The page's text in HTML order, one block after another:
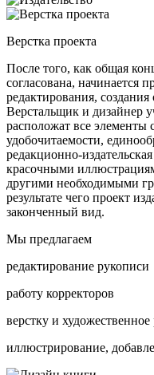
Верстка проекта
После того, как общая
согласована, начинается
редактирования,
Верстальщик и дизайнер
расположат все элементы
удобочитаемости,
редакционно-
красочными
другими необходимыми
результате чего проект
законченный вид.
Мы предлагаем
редактирование рукописи
работу корректоров
верстку и
иллюстрирование,